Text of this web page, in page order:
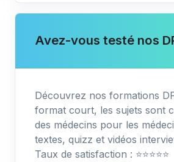
Avez-vous testé nos
Découvrez nos formations
format court, les sujets sont
des médecins pour les
textes, quizz et vidéos
Taux de satisfaction : ⭐️⭐️⭐️⭐️⭐️